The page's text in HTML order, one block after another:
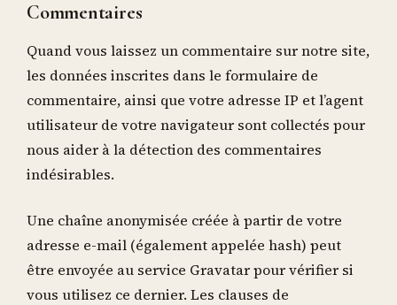
Commentaires
Quand vous laissez un commentaire sur notre site,
les données inscrites dans le formulaire de
commentaire, ainsi que votre adresse IP et l’agent
utilisateur de votre navigateur sont collectés pour
nous aider à la détection des commentaires
indésirables.
Une chaîne anonymisée créée à partir de votre
adresse e-mail (également appelée hash) peut
être envoyée au service Gravatar pour vérifier si
vous utilisez ce dernier. Les clauses de